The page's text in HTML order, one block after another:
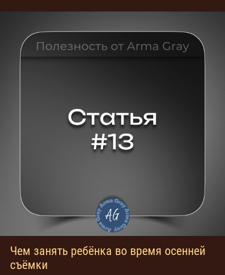
Чем занять ребёнка во время осенней
съёмки